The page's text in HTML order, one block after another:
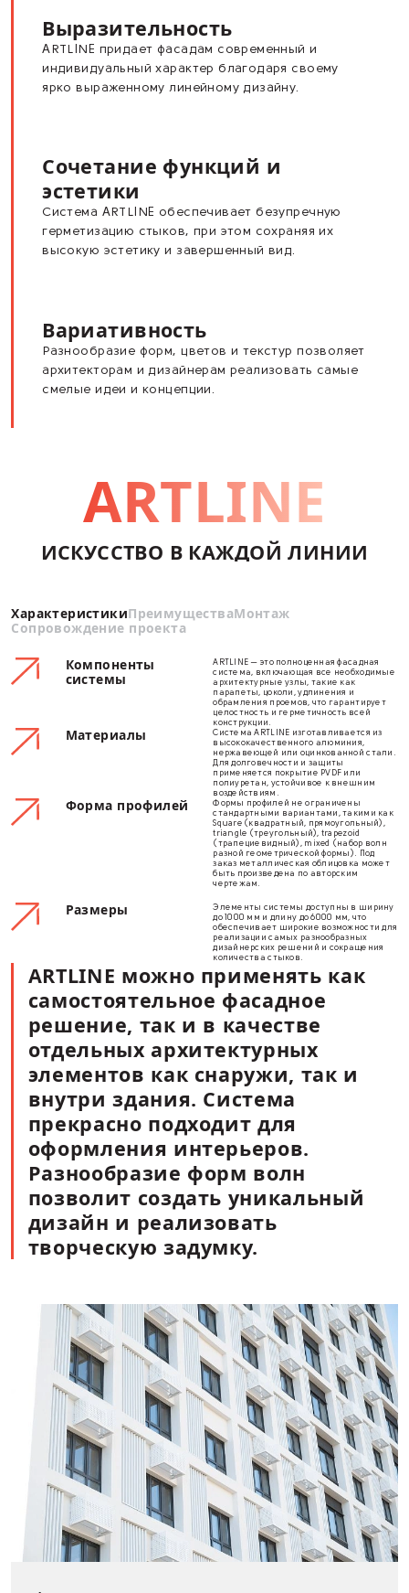
фасады за счет множества
профилей и
цветовых сочетаний.
комбинировании
ARTLINE с другими
системами FRONTSIDE.
индивидуальный характер благодаря
ярко выраженному линейному дизайну.
Сочетание функций и
эстетики
герметизацию стыков, при этом
Вариативность
Разнообразие форм, цветов и текстур
архитекторам и дизайнерам
смелые идеи и концепции.
ИСКУССТВО В КАЖДОЙ
Характеристики ПреимуществаМонтаж
Сопровождение проекта
Компоненты
системы
ARTLINE — это
система,
архитектурные узлы,
парапеты, цоколи,
обрамления проемов,
целостность и
конструкции.
Материалы
Форма профилей стандартными
Square (квадратный,
triangle
(трапециевидный),
разной
заказ металлическая
быть произведена по
чертежам.
Размеры
Элементы системы
до 1000 мм и длину до
обеспечивает
реализации самых
дизайнерских
количества стыков.
ARTLINE можно
самостоятельное